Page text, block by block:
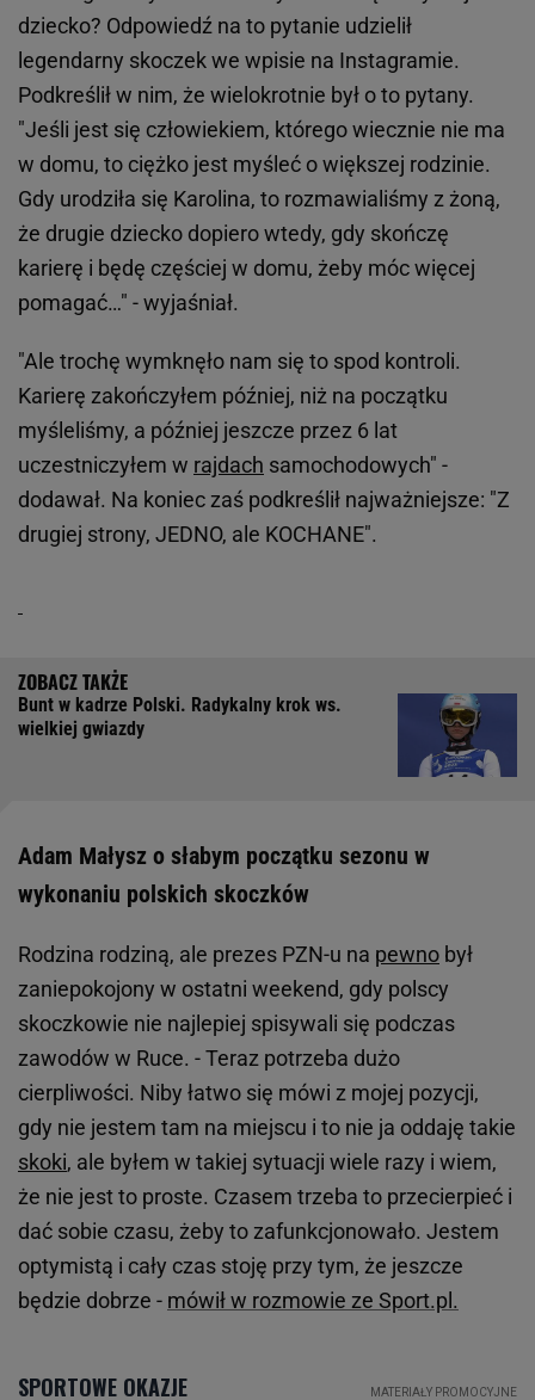
dziecko? Odpowiedź na to pytanie udzielił
legendarny skoczek we wpisie na Instagramie.
Podkreślił w nim, że wielokrotnie był o to pytany.
"Jeśli jest się człowiekiem, którego wiecznie nie ma
w domu, to ciężko jest myśleć o większej rodzinie.
Gdy urodziła się Karolina, to rozmawialiśmy z żoną,
że drugie dziecko dopiero wtedy, gdy skończę
karierę i będę częściej w domu, żeby móc więcej
pomagać…" - wyjaśniał.
"Ale trochę wymknęło nam się to spod kontroli.
Karierę zakończyłem później, niż na początku
myśleliśmy, a później jeszcze przez 6 lat
uczestniczyłem w rajdach samochodowych" -
dodawał. Na koniec zaś podkreślił najważniejsze: "Z
drugiej strony, JEDNO, ale KOCHANE".
Bunt w kadrze Polski. Radykalny krok ws.
wielkiej gwiazdy
Adam Małysz o słabym początku sezonu w
wykonaniu polskich skoczków
Rodzina rodziną, ale prezes PZN-u na pewno był
zaniepokojony w ostatni weekend, gdy polscy
skoczkowie nie najlepiej spisywali się podczas
zawodów w Ruce. - Teraz potrzeba dużo
cierpliwości. Niby łatwo się mówi z mojej pozycji,
gdy nie jestem tam na miejscu i to nie ja oddaję takie
skoki, ale byłem w takiej sytuacji wiele razy i wiem,
że nie jest to proste. Czasem trzeba to przecierpieć i
dać sobie czasu, żeby to zafunkcjonowało. Jestem
optymistą i cały czas stoję przy tym, że jeszcze
będzie dobrze - mówił w rozmowie ze Sport.pl.